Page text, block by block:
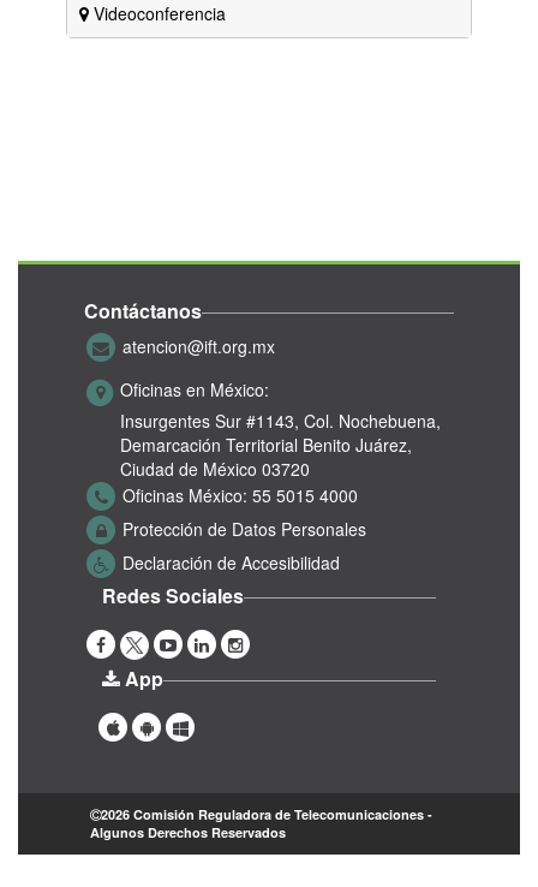
Videoconferencia
Contáctanos
atencion@ift.org.mx
Oficinas en México:
Insurgentes Sur #1143, Col. Nochebuena,
Demarcación Territorial Benito Juárez,
Ciudad de México 03720
Oficinas México: 55 5015 4000
Protección de Datos Personales
Declaración de Accesibilidad
Redes Sociales
App
2026 Comisión Reguladora de Telecomunicaciones -
Algunos Derechos Reservados